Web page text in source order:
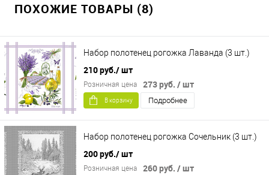
ПОХОЖИЕ ТОВАРЫ (8)
Набор полотенец рогожка Лаванда (3 шт.)
210 руб./ шт
273 руб. / шт
Розничная цена
В корзину Подробнее
Набор полотенец рогожка Сочельник (3 шт.)
200 руб./ шт
260 руб. / шт
Розничная цена